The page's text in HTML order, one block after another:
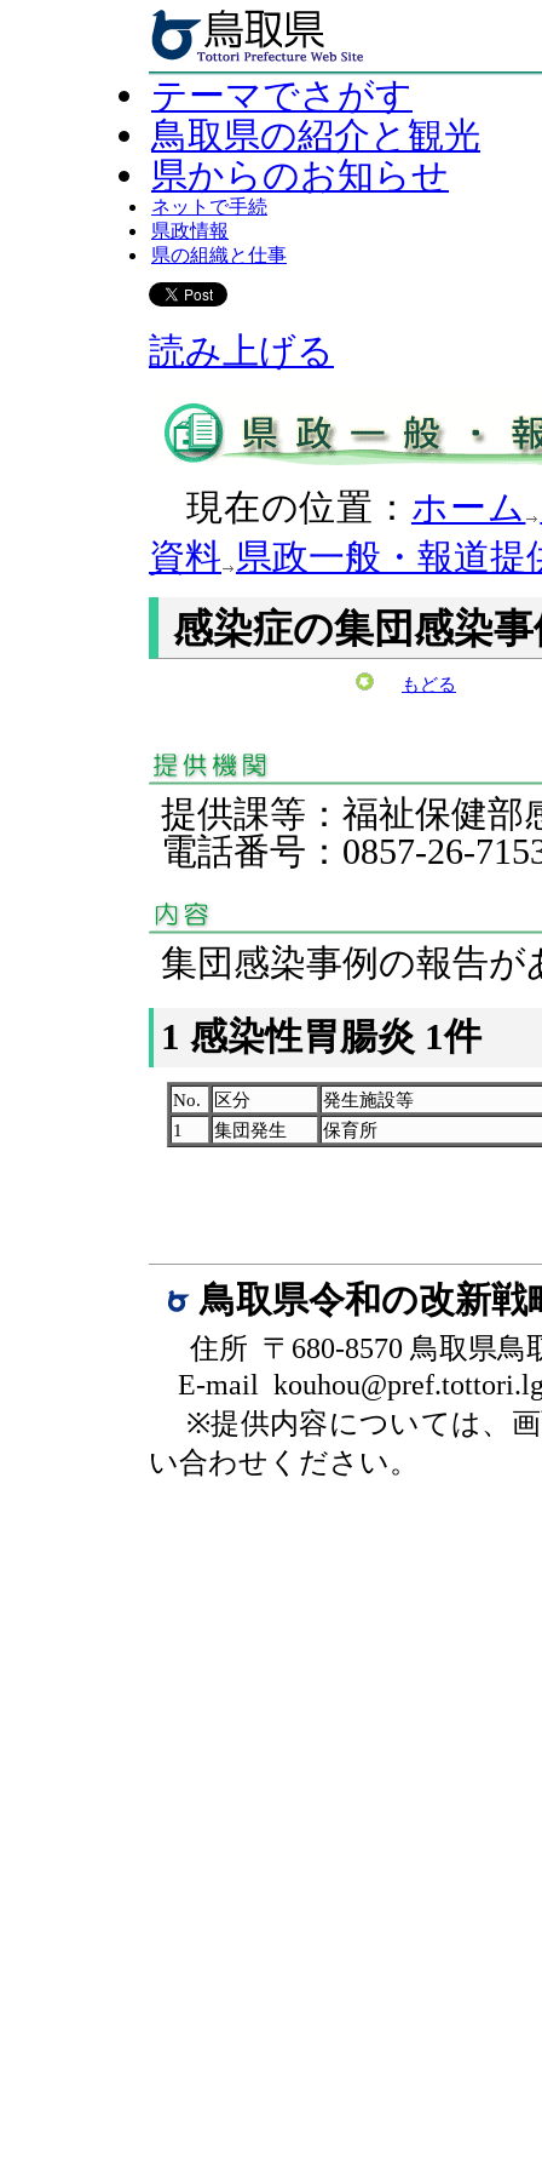
テーマでさがす
鳥取県の紹介と観光
県からのお知らせ
ネットで手続
県政情報
県の組織と仕事
読み上げる
現在の位置： ホーム
資料 県政一般・報道提
感染症の集団感染
もどる
提供課等：福祉保健
電話番号：0857-26-
集団感染事例の報告が
1 感染性胃腸炎 1件
No. 区分
発生施設等
1
集団発生 保育所
鳥取県令和の改新
住所 〒680-8570 鳥取県鳥
E-mail
※提供内容については、
い合わせください。